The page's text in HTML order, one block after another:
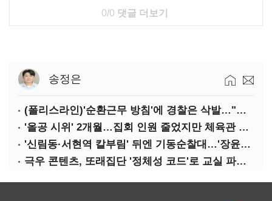
0/0 댓글 더보기
송정은
(폴리스라인)'순환근무 방침'에 경찰은 삭발…"베테랑·수사력 보강 먼저"
'올공 시위' 2개월…집회 인원 줄었지만 체육관 봉쇄 계속
'신림동·서현역 칼부림' 뒤엔 기동순찰대…'장윤기 은폐·조작' 후엔 내부비리수사대
극우 콘텐츠, 또래집단 '정체성 코드'로 교실 파고들었다